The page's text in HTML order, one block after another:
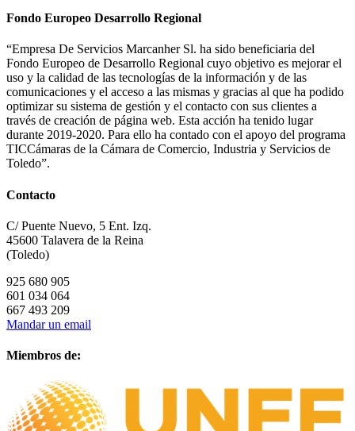
Fondo Europeo Desarrollo Regional
“Empresa De Servicios Marcanher Sl. ha sido beneficiaria del
Fondo Europeo de Desarrollo Regional cuyo objetivo es mejorar el
uso y la calidad de las tecnologías de la información y de las
comunicaciones y el acceso a las mismas y gracias al que ha podido
optimizar su sistema de gestión y el contacto con sus clientes a
través de creación de página web. Esta acción ha tenido lugar
durante 2019-2020. Para ello ha contado con el apoyo del programa
TICCámaras de la Cámara de Comercio, Industria y Servicios de
Toledo”.
Contacto
C/ Puente Nuevo, 5 Ent. Izq.
45600 Talavera de la Reina
(Toledo)
925 680 905
601 034 064
667 493 209
Mandar un email
Miembros de: